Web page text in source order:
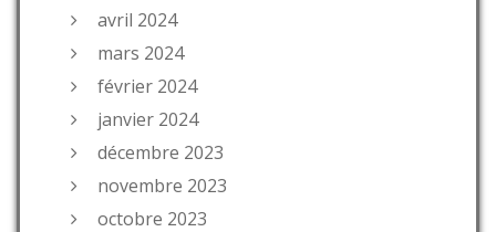
avril 2024
mars 2024
février 2024
janvier 2024
décembre 2023
novembre 2023
octobre 2023